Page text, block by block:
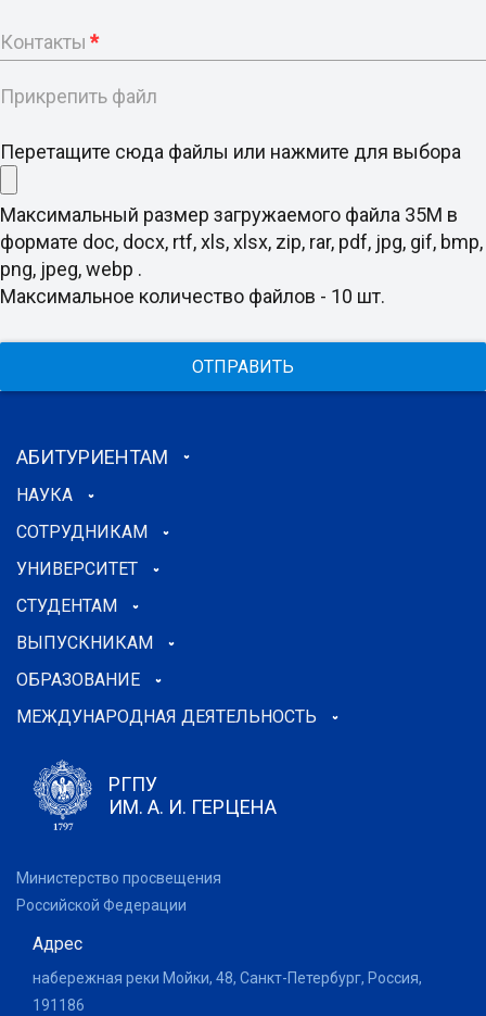
Контакты *
Прикрепить файл
Перетащите сюда файлы или нажмите для выбора
Максимальный размер загружаемого файла 35M в
формате doc, docx, rtf, xls, xlsx, zip, rar, pdf, jpg, gif, bmp,
png, jpeg, webp .
Максимальное количество файлов - 10 шт.
ОТПРАВИТЬ
АБИТУРИЕНТАМ
НАУКА
СОТРУДНИКАМ
УНИВЕРСИТЕТ
СТУДЕНТАМ
ВЫПУСКНИКАМ
ОБРАЗОВАНИЕ
МЕЖДУНАРОДНАЯ ДЕЯТЕЛЬНОСТЬ
РГПУ
ИМ. А. И. ГЕРЦЕНА
Министерство просвещения
Российской Федерации
Адрес
набережная реки Мойки, 48, Санкт-Петербург, Россия,
191186